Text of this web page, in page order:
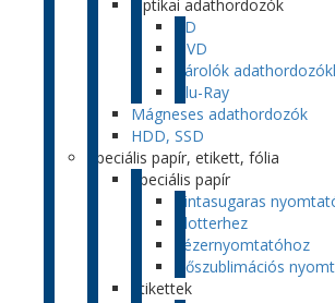
Optikai adathordozók
CD
DVD
Tárolók
Blu-Ray
Mágneses adathordozók
HDD, SSD
Speciális papír, etikett, fólia
Speciális papír
Tintasugaras
Plotterhez
Lézernyomtatóhoz
Hőszublimációs
Etikettek